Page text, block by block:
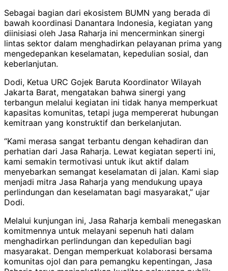
Sebagai bagian dari ekosistem BUMN yang berada di
bawah koordinasi Danantara Indonesia, kegiatan yang
diinisiasi oleh Jasa Raharja ini mencerminkan sinergi
lintas sektor dalam menghadirkan pelayanan prima yang
mengedepankan keselamatan, kepedulian sosial, dan
keberlanjutan.
Dodi, Ketua URC Gojek Baruta Koordinator Wilayah
Jakarta Barat, mengatakan bahwa sinergi yang
terbangun melalui kegiatan ini tidak hanya memperkuat
kapasitas komunitas, tetapi juga mempererat hubungan
kemitraan yang konstruktif dan berkelanjutan.
“Kami merasa sangat terbantu dengan kehadiran dan
perhatian dari Jasa Raharja. Lewat kegiatan seperti ini,
kami semakin termotivasi untuk ikut aktif dalam
menyebarkan semangat keselamatan di jalan. Kami siap
menjadi mitra Jasa Raharja yang mendukung upaya
perlindungan dan keselamatan bagi masyarakat,” ujar
Dodi.
Melalui kunjungan ini, Jasa Raharja kembali menegaskan
komitmennya untuk melayani sepenuh hati dalam
menghadirkan perlindungan dan kepedulian bagi
masyarakat. Dengan memperkuat kolaborasi bersama
komunitas ojol dan para pemangku kepentingan, Jasa